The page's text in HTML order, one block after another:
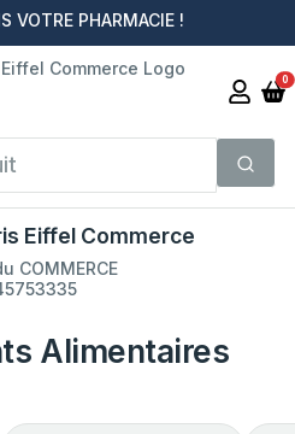
VOTRE PHARMACIE !
0
Eiffel Commerce
COMMERCE
Alimentaires